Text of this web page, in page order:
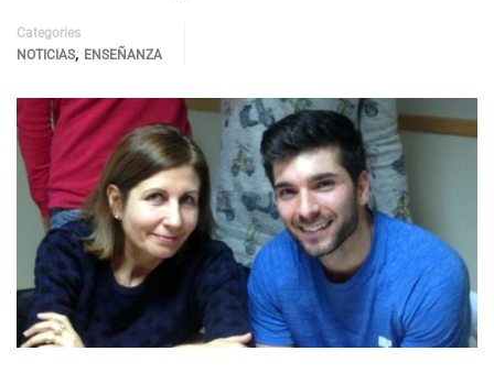
Categories
NOTICIAS, ENSEÑANZA